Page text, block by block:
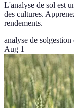
L'analyse de sol est
des cultures.
rendements.
analyse de solgestion
Aug 1